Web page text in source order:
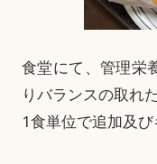
食堂にて、管理栄
りバランスの取れ
1食単位で追加及び